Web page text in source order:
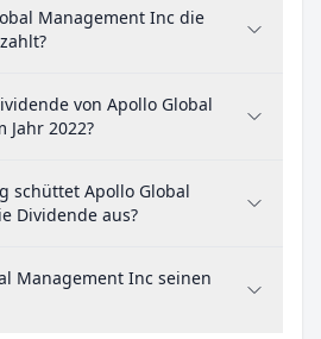
Management Inc die
von Apollo Global
Jahr 2022?
schüttet Apollo Global
Dividende aus?
Management Inc seinen